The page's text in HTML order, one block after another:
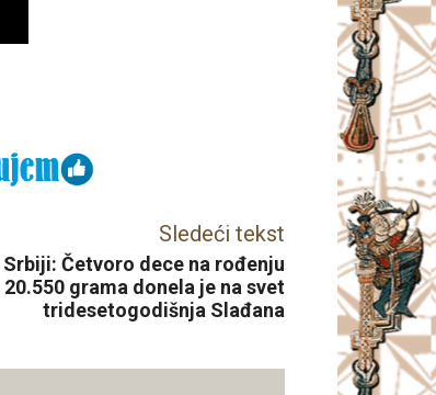
Sledeći tekst
Četvoro dece na rođenju
grama donela je na svet
tridesetogodišnja Slađana